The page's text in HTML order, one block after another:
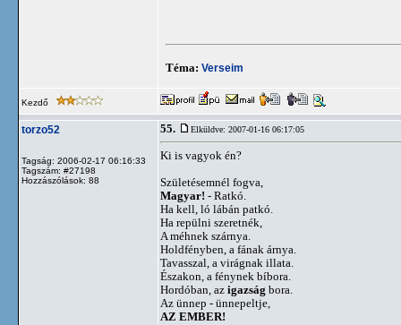
Téma: Verseim
Kezdő
torzo52
Tagság: 2006-02-17 06:16:33
Tagszám: #27198
Hozzászólások: 88
55. Elküldve: 2007-01-16 06:17:05
Ki is vagyok én?
Születésemnél fogva,
Magyar! - Ratkó.
Ha kell, ló lábán patkó.
Ha repülni szeretnék,
A méhnek szárnya.
Holdfényben, a fának árnya.
Tavasszal, a virágnak illata.
Északon, a fénynek bíbora.
Hordóban, az igazság bora.
Az ünnep - ünnepeltje,
AZ EMBER!